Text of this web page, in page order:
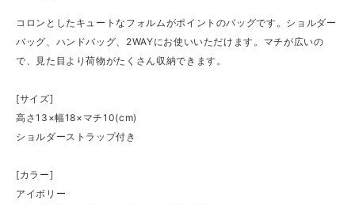
コロンとしたキュートなフォルムがポイントのバッグです。ショルダー
バッグ、ハンドバッグ、2WAYにお使いいただけます。マチが広いの
で、見た目より荷物がたくさん収納できます。
[サイズ]
高さ13×幅18×マチ10(cm)
ショルダーストラップ付き
[カラー]
アイボリー